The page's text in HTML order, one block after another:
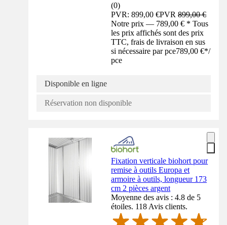
(0)
PVR: 899,00 €PVR899,00 €
Notre prix — 789,00 € * Tous
les prix affichés sont des prix
TTC, frais de livraison en sus
si nécessaire par pce789,00 €*/
pce
Disponible en ligne
Réservation non disponible
Fixation verticale biohort pour
remise à outils Europa et
armoire à outils, longueur 173
cm 2 pièces argent
Moyenne des avis : 4.8 de 5
étoiles. 118 Avis clients.